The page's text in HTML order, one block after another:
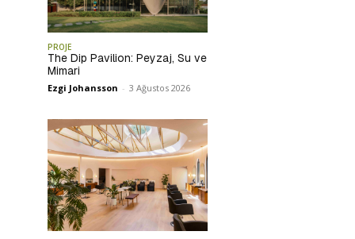
PROJE
The Dip Pavilion: Peyzaj, Su ve
Mimari
Ezgi Johansson - 3 Ağustos 2026